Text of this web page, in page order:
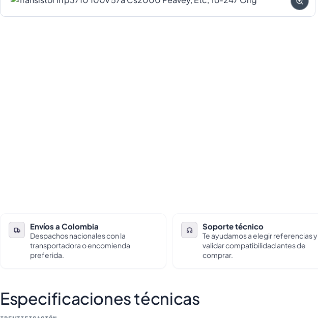
Envíos a Colombia
Despachos nacionales con la
transportadora o encomienda
preferida.
Soporte técnico
Te ayudamos a elegir referencias y
validar compatibilidad antes de
comprar.
Especificaciones técnicas